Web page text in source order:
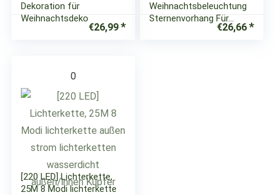
Dekoration für
Weihnachtsdeko
€26,99
Weihnachtsbeleuchtung
Sternenvorhang Für…
€26,66
0
[220 LED] Lichterkette,
25M 8 Modi lichterkette